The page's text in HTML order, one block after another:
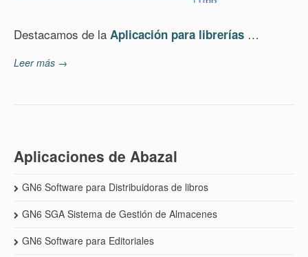
Destacamos de la Aplicación para librerías …
Leer más →
Aplicaciones de Abazal
GN6 Software para Distribuidoras de libros
GN6 SGA Sistema de Gestión de Almacenes
GN6 Software para Editoriales